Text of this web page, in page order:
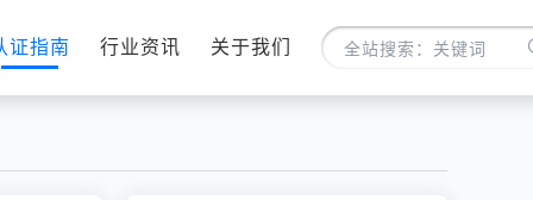
证指南 行业资讯 关于我们